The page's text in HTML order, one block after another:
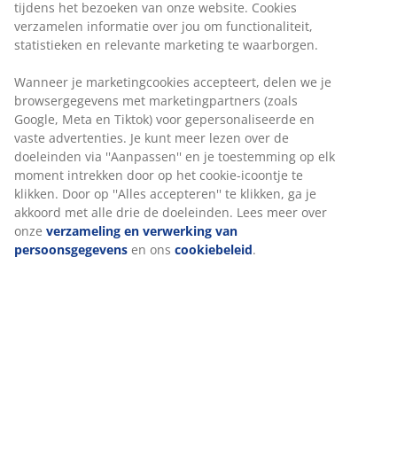
Prijsgarantie
30 dagen prijsgarantie op alle artikelen
Snelle en gemakkelijke bezorgopties naar keuze
Plantenbak met een geweven design, gemaakt van
duurzaam polyrotan. Deze lichtgewicht en
vorstbestendige plantenbak is geschikt voor de tuin of
het balkon. Voor buitengebruik kan er eenvoudig een
afvoergat worden gemaakt. B38 x L38 x H39 cm
Wij personaliseren jouw ervaring